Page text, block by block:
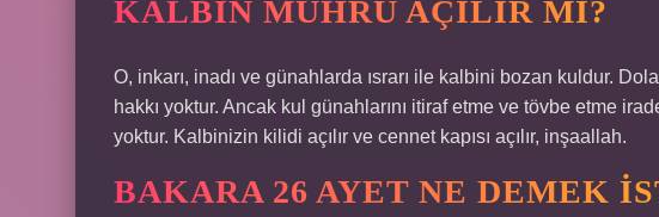
KALBIN MÜHRÜ AÇILIR MI?
O, inkarı, inadı ve günahlarda ısrarı ile kalbini bozan kuldur.
hakkı yoktur. Ancak kul günahlarını itiraf etme ve tövbe etme
yoktur. Kalbinizin kilidi açılır ve cennet kapısı açılır, inşaallah.
BAKARA 26 AYET NE DEMEK